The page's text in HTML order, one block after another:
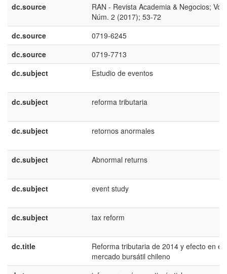
dc.source
RAN - Revista Academia & Negocios; Vol.
Núm. 2 (2017); 53-72
dc.source
0719-6245
dc.source
0719-7713
dc.subject
Estudio de eventos
dc.subject reforma tributaria
dc.subject retornos anormales
dc.subject Abnormal returns
dc.subject event study
dc.subject tax reform
dc.title
Reforma tributaria de 2014 y efecto en el
mercado bursátil chileno